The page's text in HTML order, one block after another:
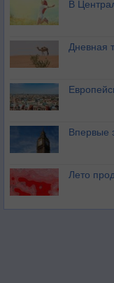
В
Дневная
Впервые
Лето